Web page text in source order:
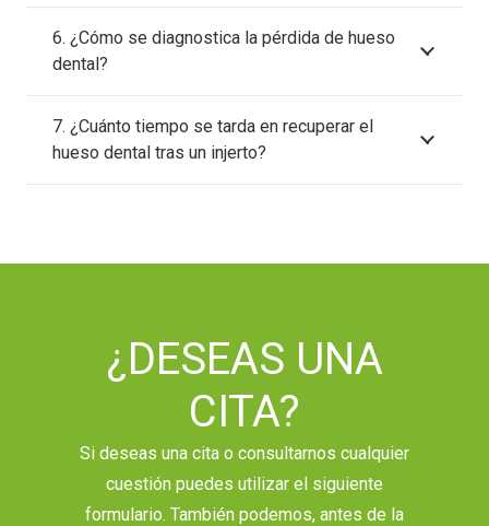
6. ¿Cómo se diagnostica la pérdida de hueso
dental?
7. ¿Cuánto tiempo se tarda en recuperar el
hueso dental tras un injerto?
¿DESEAS UNA
CITA?
Si deseas una cita o consultarnos cualquier
cuestión puedes utilizar el siguiente
formulario. También podemos, antes de la